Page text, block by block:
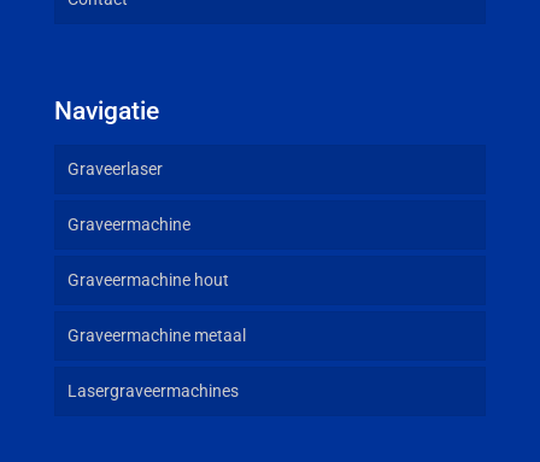
Navigatie
Graveerlaser
Graveermachine
Graveermachine hout
Graveermachine metaal
Lasergraveermachines